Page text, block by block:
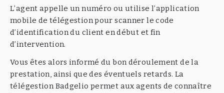
L’agent appelle un numéro ou utilise l’application
mobile de télégestion pour scanner le code
d’identification du client en début et fin
d’intervention.
Vous êtes alors informé du bon déroulement de la
prestation, ainsi que des éventuels retards. La
télégestion Badgelio permet aux agents de connaître